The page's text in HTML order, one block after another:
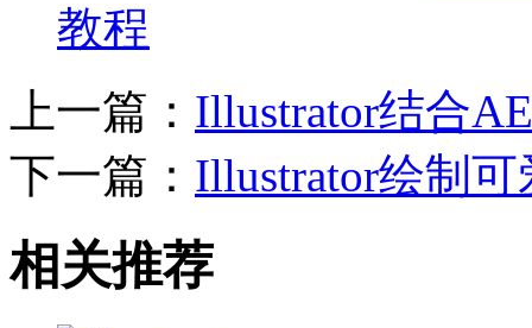
教程
上一篇： Illustrator结合
下一篇： Illustrator绘制
相关推荐